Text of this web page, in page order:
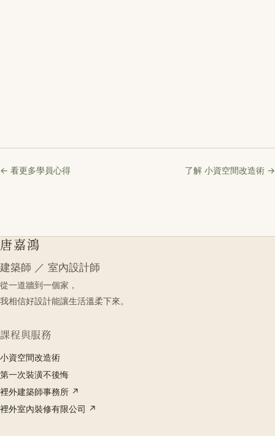
← 看更多學員心得 了解 小資空間改造術 →
唐嘉鴻
建築師 ／ 室內設計師
從一道牆到一個家，
我相信好設計能讓生活溫柔下來。
課程與服務
小資空間改造術
第一次裝潢不後悔
裡外建築師事務所 ↗
裡外室內裝修有限公司 ↗